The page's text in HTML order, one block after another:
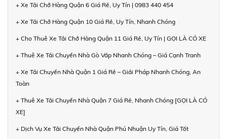
+ Xe Tải Chở Hàng Quận 6 Giá Rẻ, Uy Tín | 0983 440 454
+ Xe Tải Chở Hàng Quận 10 Giá Rẻ, Uy Tín, Nhanh Chóng
+ Cho Thuê Xe Tải Chở Hàng Quận 11 Giá Rẻ, Uy Tín | GỌI LÀ CÓ XE
+ Thuê Xe Tải Chuyển Nhà Gò Vấp Nhanh Chóng – Giá Cạnh Tranh
+ Xe Tải Chuyển Nhà Quận 1 Giá Rẻ – Giải Pháp Nhanh Chóng, An
Toàn
+ Thuê Xe Tải Chuyển Nhà Quận 7 Giá Rẻ, Nhanh Chóng [GỌI LÀ CÓ
XE]
+ Dịch Vụ Xe Tải Chuyển Nhà Quận Phú Nhuận Uy Tín, Giá Tốt